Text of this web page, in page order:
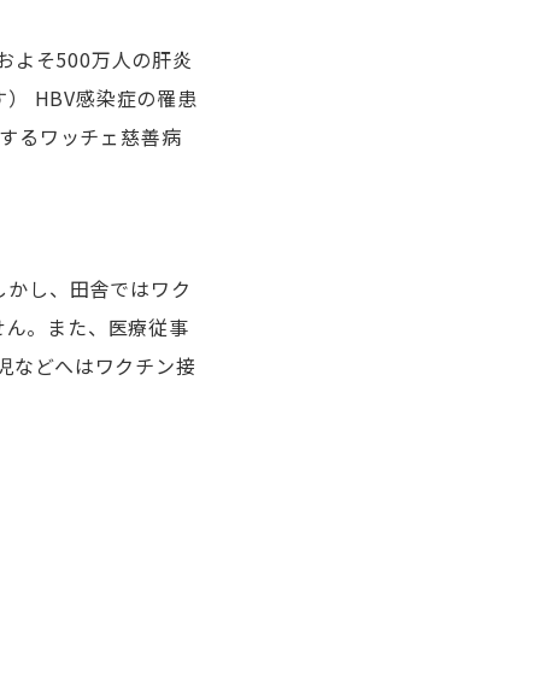
よそ500万人の肝炎
HBV感染症の罹患
るワッチェ慈善病
し、田舎ではワク
。また、医療従事
などへはワクチン接